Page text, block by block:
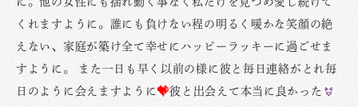
くれますように。誰にも負けない程の明るく暖かな笑顔の絶
えない、家庭が築け全て幸せにハッピーラッキーに過ごせま
すように。 また一日も早く以前の様に彼と毎日連絡がとれ毎
日のように会えますように
彼と出会えて本当に良かった